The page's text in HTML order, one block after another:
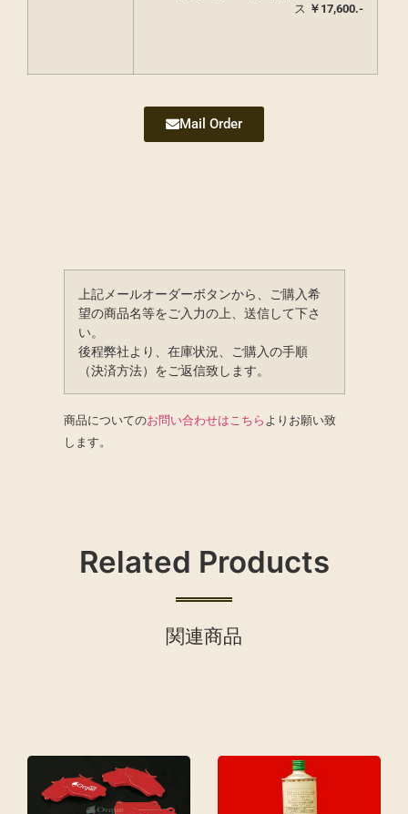
ス ￥17,600.-
Mail Order
上記メールオーダーボタンから、ご購入希
望の商品名等をご入力の上、送信して下さ
い。
後程弊社より、在庫状況、ご購入の手順
（決済方法）をご返信致します。
商品についてのお問い合わせはこちら よりお願い致
します。
Related Products
関連商品